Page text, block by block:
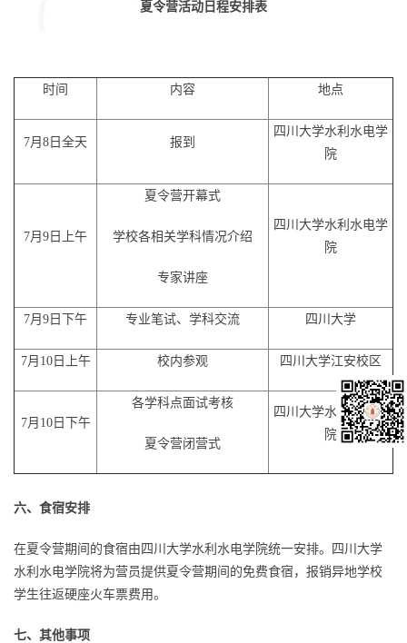
夏令营活动日程安排表
时间 内容 地点
7月8日全天 报到
四川大学水利水电学
院
7月9日上午
夏令营开幕式
学校各相关学科情况介绍
专家讲座
四川大学水利水电学
院
7月9日下午 专业笔试、学科交流 四川大学
7月10日上午 校内参观 四川大学江安校区
7月10日下午
各学科点面试考核
夏令营闭营式
四川大学水利水电学
院
六、食宿安排
在夏令营期间的食宿由四川大学水利水电学院统一安排。四川大学
水利水电学院将为营员提供夏令营期间的免费食宿，报销异地学校
学生往返硬座火车票费用。
七、其他事项